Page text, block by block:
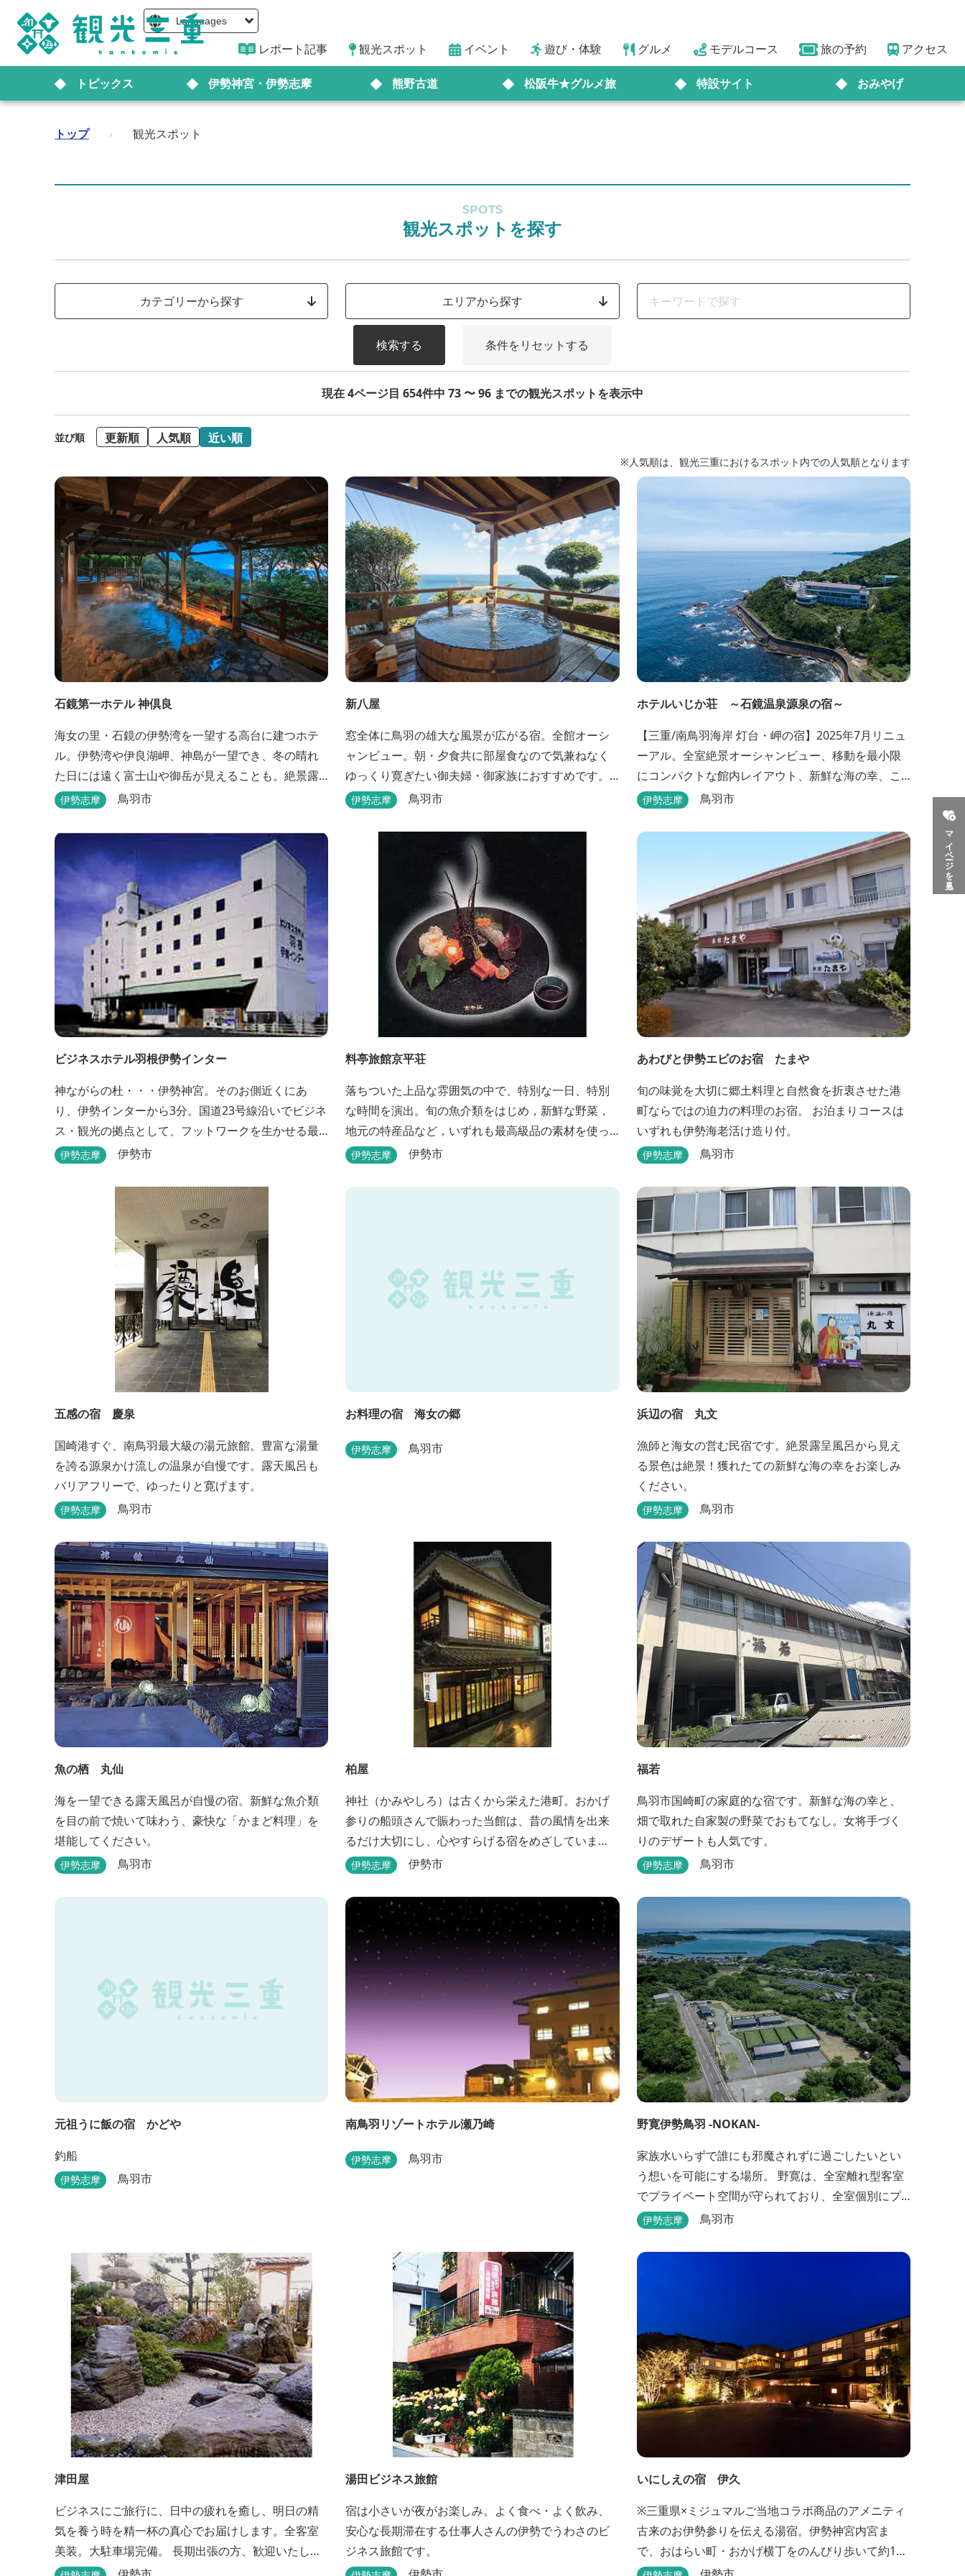
Languages
レポート記事 観光スポット イベント 遊び・体験 グルメ モデルコース 旅の予約 アクセス
トピックス 伊勢神宮・伊勢志摩 熊野古道 松阪牛★グルメ旅 特設サイト おみやげ
マイページを見る
トップ › 観光スポット
SPOTS
観光スポットを探す
カテゴリーから探す エリアから探す
検索する 条件をリセットする
現在 4ページ目 654件中 73 〜 96 までの観光スポットを表示中
並び順 更新順 人気順 近い順
※人気順は、観光三重におけるスポット内での人気順となります
石鏡第一ホテル 神倶良
海女の里・石鏡の伊勢湾を一望する高台に建つホテ
ル。伊勢湾や伊良湖岬、神島が一望でき、冬の晴れ
た日には遠く富士山や御岳が見えることも。絶景露
天風呂と貸切家族風呂が大好評です。 伊勢志摩の新
ふれる温泉宿です。
伊勢志摩 鳥羽市
新八屋
窓全体に鳥羽の雄大な風景が広がる宿。全館オーシ
ャンビュー。朝・夕食共に部屋食なので気兼ねなく
ゆっくり寛ぎたい御夫婦・御家族におすすめです。
露天の湯船から眺める満天の星や、薄紫ら染まる朝
上げる名物「五右衛門蒸し」、鯛や伊勢海老の舟盛
伊勢志摩 鳥羽市
ホテルいじか荘 ～石鏡温泉源泉の宿～
【三重/南鳥羽海岸 灯台・岬の宿】2025年7月リニュ
ーアル。全室絶景オーシャンビュー、移動を最小限
にコンパクトな館内レイアウト、新鮮な海の幸、こ
んこんと湧きでる天然温泉源泉、展望デッキ〜いじ
ル。
伊勢志摩 鳥羽市
ビジネスホテル羽根伊勢インター
神ながらの杜・・・伊勢神宮。そのお側近くにあ
り、伊勢インターから3分。国道23号線沿いでビジネ
ス・観光の拠点として、フットワークを生かせる最
適なホテルです。
伊勢志摩 伊勢市
料亭旅館京平荘
落ちついた上品な雰囲気の中で、特別な一日、特別
な時間を演出。旬の魚介類をはじめ，新鮮な野菜，
地元の特産品など，いずれも最高級品の素材を使っ
た懐石料理が一品出しで味わえます。昼食・夕食・
伊勢志摩 伊勢市
あわびと伊勢エビのお宿 たまや
旬の味覚を大切に郷土料理と自然食を折衷させた港
町ならではの迫力の料理のお宿。 お泊まりコースは
いずれも伊勢海老活け造り付。
伊勢志摩 鳥羽市
五感の宿 慶泉
国崎港すぐ、南鳥羽最大級の湯元旅館。豊富な湯量
を誇る源泉かけ流しの温泉が自慢です。露天風呂も
バリアフリーで、ゆったりと寛げます。
伊勢志摩 鳥羽市
お料理の宿 海女の郷
伊勢志摩 鳥羽市
浜辺の宿 丸文
漁師と海女の営む民宿です。絶景露呈風呂から見え
る景色は絶景！獲れたての新鮮な海の幸をお楽しみ
ください。
伊勢志摩 鳥羽市
魚の栖 丸仙
海を一望できる露天風呂が自慢の宿。新鮮な魚介類
を目の前で焼いて味わう、豪快な「かまど料理」を
堪能してください。
伊勢志摩 鳥羽市
柏屋
神社（かみやしろ）は古くから栄えた港町。おかげ
参りの船頭さんで賑わった当館は、昔の風情を出来
るだけ大切にし、心やすらげる宿をめざしていま
す。また、伊勢志摩の美味しい海の幸、山の幸を低
伊勢志摩 伊勢市
福若
鳥羽市国崎町の家庭的な宿です。新鮮な海の幸と、
畑で取れた自家製の野菜でおもてなし。女将手づく
りのデザートも人気です。
伊勢志摩 鳥羽市
元祖うに飯の宿 かどや
釣船
伊勢志摩 鳥羽市
南鳥羽リゾートホテル瀬乃崎
伊勢志摩 鳥羽市
野寛伊勢鳥羽 -NOKAN-
家族水いらずで誰にも邪魔されずに過ごしたいとい
う想いを可能にする場所。 野寛は、全室離れ型客室
でプライベート空間が守られており、全室個別にプ
ライベートドッグランが設置されております。 室内
㎡～330㎡を設置した広い作りで、 和モダンをコン
伊勢志摩 鳥羽市
津田屋
ビジネスにご旅行に、日中の疲れを癒し、明日の精
気を養う時を精一杯の真心でお届けします。全客室
美装。大駐車場完備。 長期出張の方、歓迎いたしま
す。浴室は24時間ご利用頂けます。
湯田ビジネス旅館
宿は小さいが夜がお楽しみ。よく食べ・よく飲み、
安心な長期滞在する仕事人さんの伊勢でうわさのビ
ジネス旅館です。
いにしえの宿 伊久
※三重県×ミジュマルご当地コラボ商品のアメニティ
古来のお伊勢参りを伝える湯宿。伊勢神宮内宮ま
で、おはらい町・おかげ横丁をのんびり歩いて約15
分。 部屋・風呂の前に広がる豊かな森は、そのまま